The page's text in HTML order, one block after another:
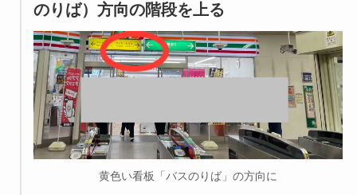
のりば）方向の階段を上る
黄色い看板「バスのりば」の方向に